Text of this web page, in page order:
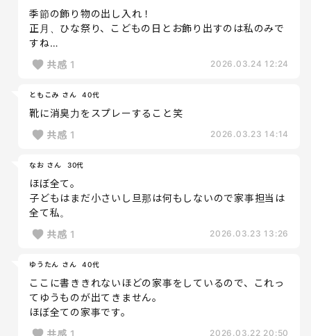
季節の飾り物の出し入れ！
正月、ひな祭り、こどもの日とお飾り出すのは私のみで
すね…
共感 1 2026.03.24 12:24
ともこみ さん 40代
靴に消臭力をスプレーすること笑
共感 1 2026.03.23 14:14
なお さん 30代
ほぼ全て。
子どもはまだ小さいし旦那は何もしないので家事担当は
全て私。
共感 1 2026.03.23 13:26
ゆうたん さん 40代
ここに書ききれないほどの家事をしているので、これっ
てゆうものが出てきません。
ほぼ全ての家事です。
共感 1 2026.03.22 20:50